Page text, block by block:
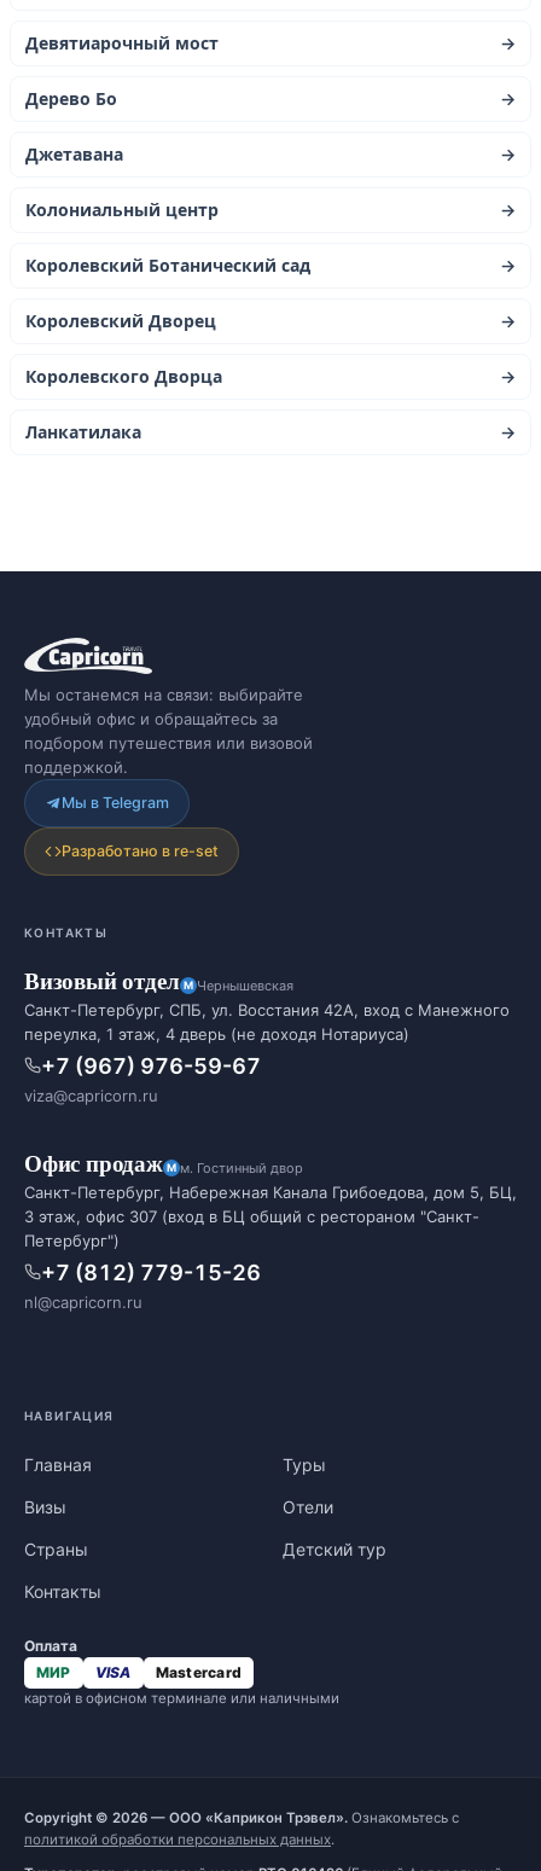
Девятиарочный мост →
Дерево Бо →
Джетавана →
Колониальный центр →
Королевский Ботанический сад →
Королевский Дворец →
Королевского Дворца →
Ланкатилака →
Мы останемся на связи: выбирайте
удобный офис и обращайтесь за
подбором путешествия или визовой
поддержкой.
Мы в Telegram
Разработано в re-set
КОНТАКТЫ
Визовый отдел Чернышевская
Санкт-Петербург, СПБ, ул. Восстания 42А, вход с Манежного
переулка, 1 этаж, 4 дверь (не доходя Нотариуса)
+7 (967) 976-59-67
viza@capricorn.ru
Офис продаж м. Гостинный двор
Санкт-Петербург, Набережная Канала Грибоедова, дом 5, БЦ,
3 этаж, офис 307 (вход в БЦ общий с рестораном "Санкт-
Петербург")
+7 (812) 779-15-26
nl@capricorn.ru
НАВИГАЦИЯ
Главная Туры
Визы Отели
Страны Детский тур
Контакты
Оплата
МИР
VISA Mastercard
картой в офисном терминале или наличными
Copyright © 2026 — ООО «Каприкон Трэвел». Ознакомьтесь с
политикой обработки персональных данных.